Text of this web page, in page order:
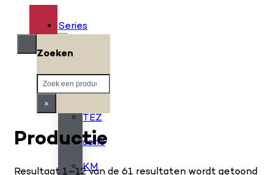
Series
serie
TEZ
serie
KM
Zoeken
Zoeken
×
Productie
Resultaat 1–12 van de 61 resultaten wordt getoond